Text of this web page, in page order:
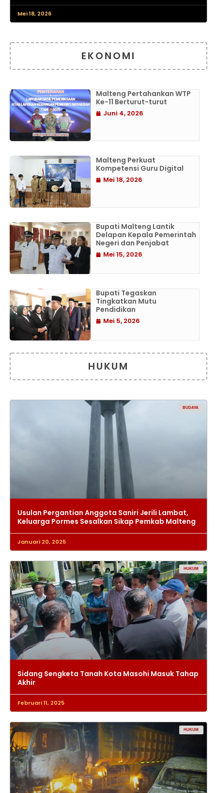
Mei 18, 2026
EKONOMI
Malteng Pertahankan WTP
Ke-11 Berturut-turut
Juni 4, 2026
Malteng Perkuat
Kompetensi Guru Digital
Mei 18, 2026
Bupati Malteng Lantik
Delapan Kepala Pemerintah
Negeri dan Penjabat
Mei 15, 2026
Bupati Tegaskan
Tingkatkan Mutu
Pendidikan
Mei 5, 2026
HUKUM
BUDAYA
Usulan Pergantian Anggota Saniri Jerili Lambat,
Keluarga Pormes Sesalkan Sikap Pemkab Malteng
Januari 20, 2025
HUKUM
Sidang Sengketa Tanah Kota Masohi Masuk Tahap
Akhir
Februari 11, 2025
HUKUM